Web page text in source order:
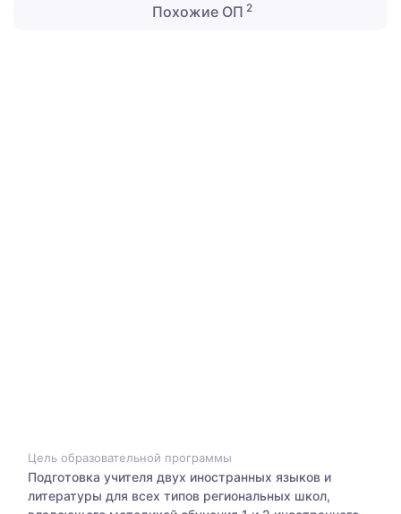
Похожие ОП 2
Цель образовательной программы
Подготовка учителя двух иностранных языков и
литературы для всех типов региональных школ,